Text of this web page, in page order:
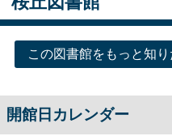
この図書館をもっと知り
開館日カレンダー